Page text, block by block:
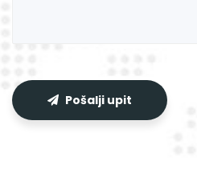
Pošalji upit